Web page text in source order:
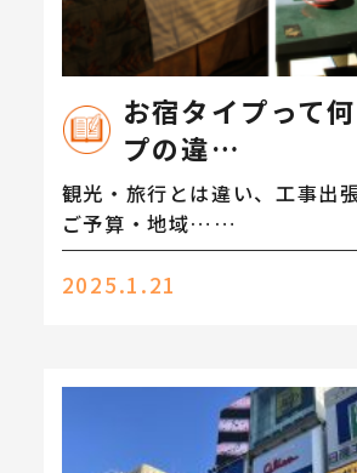
お宿タイプって
プの違…
観光・旅行とは違い、工事出
ご予算・地域……
2025.1.21